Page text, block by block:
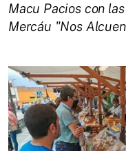
​Macu Pacios con
Mercáu "Nos